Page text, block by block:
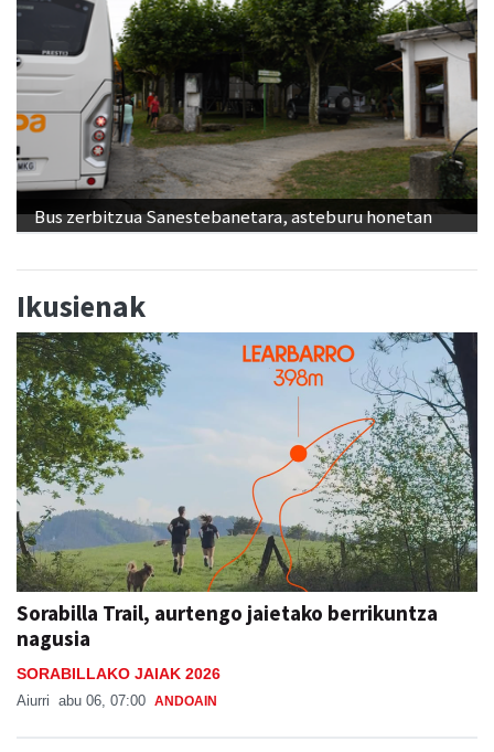
Bus zerbitzua Sanestebanetara, asteburu honetan
Ikusienak
Sorabilla Trail, aurtengo jaietako berrikuntza
nagusia
SORABILLAKO JAIAK 2026
Aiurri abu 06, 07:00 ANDOAIN